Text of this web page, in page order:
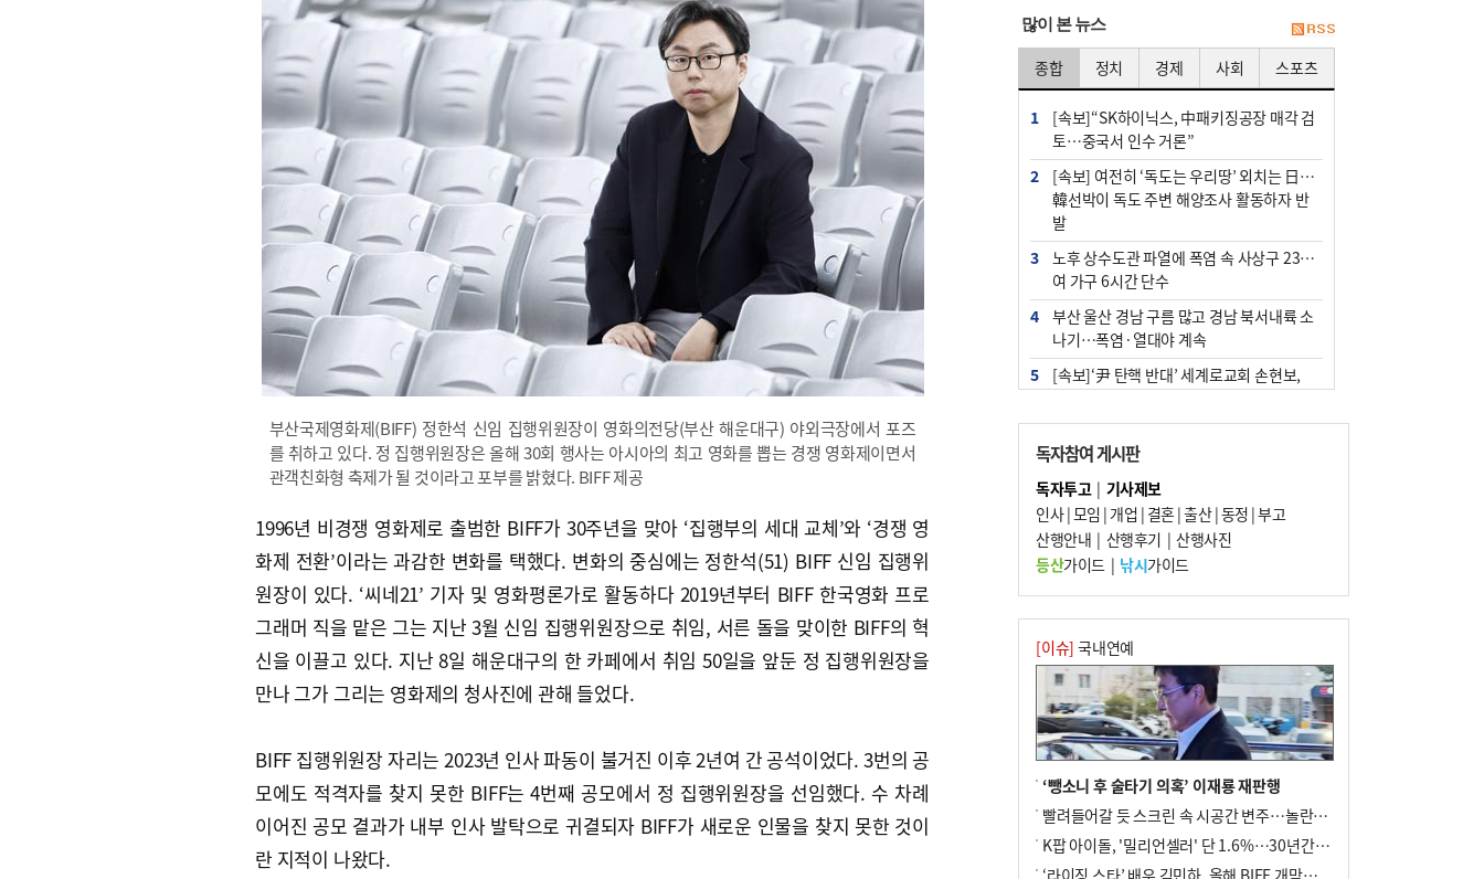
부산국제영화제(BIFF) 정한석 신임 집행위원장이 영화의전당(부산 해운대구) 야외극장에서 포즈
를 취하고 있다. 정 집행위원장은 올해 30회 행사는 아시아의 최고 영화를 뽑는 경쟁 영화제이면서
관객친화형 축제가 될 것이라고 포부를 밝혔다. BIFF 제공
1996년 비경쟁 영화제로 출범한 BIFF가 30주년을 맞아 ‘집행부의 세대 교체’와 ‘경쟁 영
화제 전환’이라는 과감한 변화를 택했다. 변화의 중심에는 정한석(51) BIFF 신임 집행위
원장이 있다. ‘씨네21’ 기자 및 영화평론가로 활동하다 2019년부터 BIFF 한국영화 프로
그래머 직을 맡은 그는 지난 3월 신임 집행위원장으로 취임, 서른 돌을 맞이한 BIFF의 혁
신을 이끌고 있다. 지난 8일 해운대구의 한 카페에서 취임 50일을 앞둔 정 집행위원장을
만나 그가 그리는 영화제의 청사진에 관해 들었다.
BIFF 집행위원장 자리는 2023년 인사 파동이 불거진 이후 2년여 간 공석이었다. 3번의 공
모에도 적격자를 찾지 못한 BIFF는 4번째 공모에서 정 집행위원장을 선임했다. 수 차례
이어진 공모 결과가 내부 인사 발탁으로 귀결되자 BIFF가 새로운 인물을 찾지 못한 것이
란 지적이 나왔다.
部)’에 생기는 악성 종양이다. 간동맥
문맥 림프절 담
많이 본 뉴스
종합 정치 경제 사회 스포츠
1
[속보]“SK하이닉스, 中패키징공장 매각 검
토…중국서 인수 거론”
2
[속보] 여전히 ‘독도는 우리땅’ 외치는 日…
韓선박이 독도 주변 해양조사 활동하자 반
발
3
노후 상수도관 파열에 폭염 속 사상구 2300
여 가구 6시간 단수
4
부산 울산 경남 구름 많고 경남 북서내륙 소
나기…폭염·열대야 계속
5
[속보]‘尹 탄핵 반대’ 세계로교회 손현보,
군사기밀 유출자 색출 지시
7
부산 주유소 휘발유 평균가 ℓ당 1849원…
전주보다 3원 ↓
8
[속보] ‘심판 성접대’ 논란 축구협회 공식 사
과…“현재는 부적절 행위 없어”
10 "올해 코스피 사이드카 43회 중 25회는 삼
전닉스 ETF 이후 발생"
독자참여 게시판
독자투고| 기사제보
인사|모임 | 개업 | 결혼|출산|동정 |부고
산행안내 | 산행후기 | 산행사진
등산가이드| 낚시가이드
[이슈] 국내연예
‘뺑소니 후 술타기 의혹’ 이재룡 재판행
빨려들어갈 듯 스크린 속 시공간 변주…놀란의 메시지는 ‘전쟁 속죄’
K팝 아이돌, '밀리언셀러' 단 1.6%…30년간 등장 1182개팀 전수조사
‘라이징 스타’ 배우 김민하, 올해 BIFF 개막식 사회자 확정